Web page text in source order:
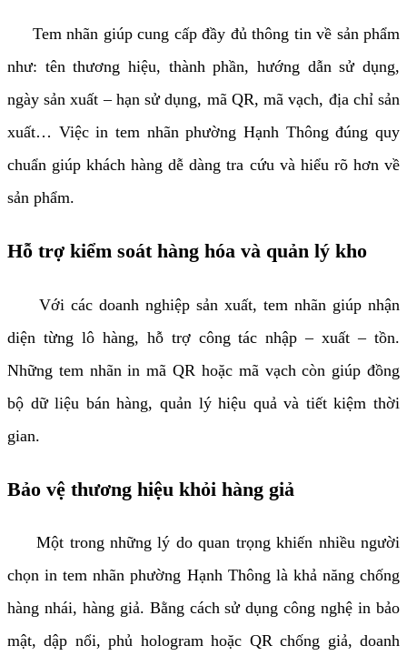
Tem nhãn giúp cung cấp đầy đủ thông tin về sản phẩm
như: tên thương hiệu, thành phần, hướng dẫn sử dụng,
ngày sản xuất – hạn sử dụng, mã QR, mã vạch, địa chỉ sản
xuất… Việc in tem nhãn phường Hạnh Thông đúng quy
chuẩn giúp khách hàng dễ dàng tra cứu và hiểu rõ hơn về
sản phẩm.
Hỗ trợ kiểm soát hàng hóa và quản lý kho
Với các doanh nghiệp sản xuất, tem nhãn giúp nhận
diện từng lô hàng, hỗ trợ công tác nhập – xuất – tồn.
Những tem nhãn in mã QR hoặc mã vạch còn giúp đồng
bộ dữ liệu bán hàng, quản lý hiệu quả và tiết kiệm thời
gian.
Bảo vệ thương hiệu khỏi hàng giả
Một trong những lý do quan trọng khiến nhiều người
chọn in tem nhãn phường Hạnh Thông là khả năng chống
hàng nhái, hàng giả. Bằng cách sử dụng công nghệ in bảo
mật, dập nổi, phủ hologram hoặc QR chống giả, doanh